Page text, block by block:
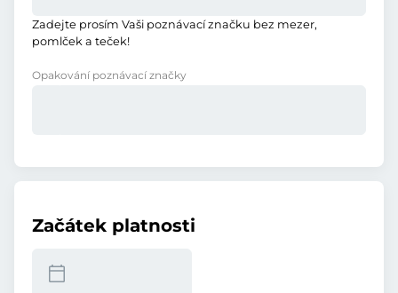
Zadejte prosím Vaši poznávací značku bez mezer,
pomlček a teček!
Opakování poznávací značky
Začátek platnosti